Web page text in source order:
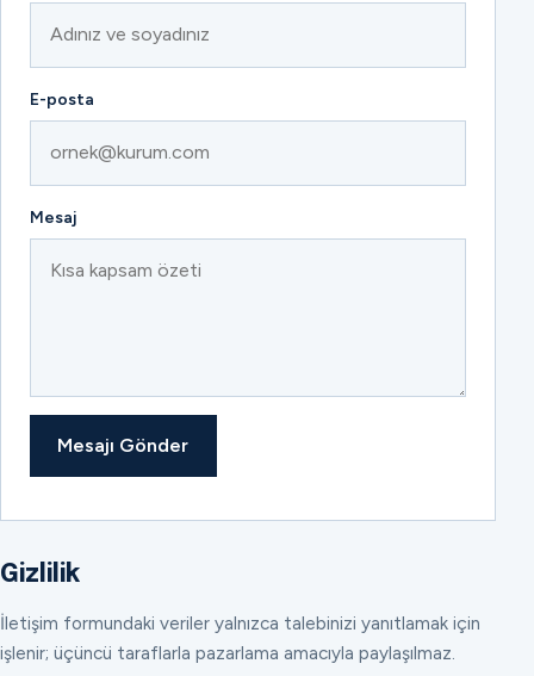
E-posta
Mesaj
Mesajı Gönder
Gizlilik
İletişim formundaki veriler yalnızca talebinizi yanıtlamak için
işlenir; üçüncü taraflarla pazarlama amacıyla paylaşılmaz.